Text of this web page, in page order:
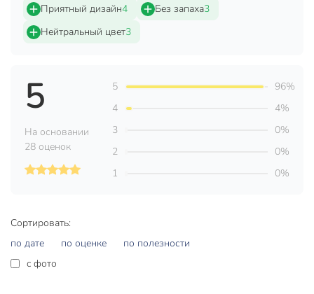
Страна производства
Артикул производителя
Габариты упаковки
1 x 30 x 45 см
Приятный дизайн4 Без запаха3
Нейтральный цвет3
Сортировать:
по дате
по оценке
по полезности
c фото
5
На основании
28 оценок
5
96%
4
4%
3
0%
2
0%
1
0%